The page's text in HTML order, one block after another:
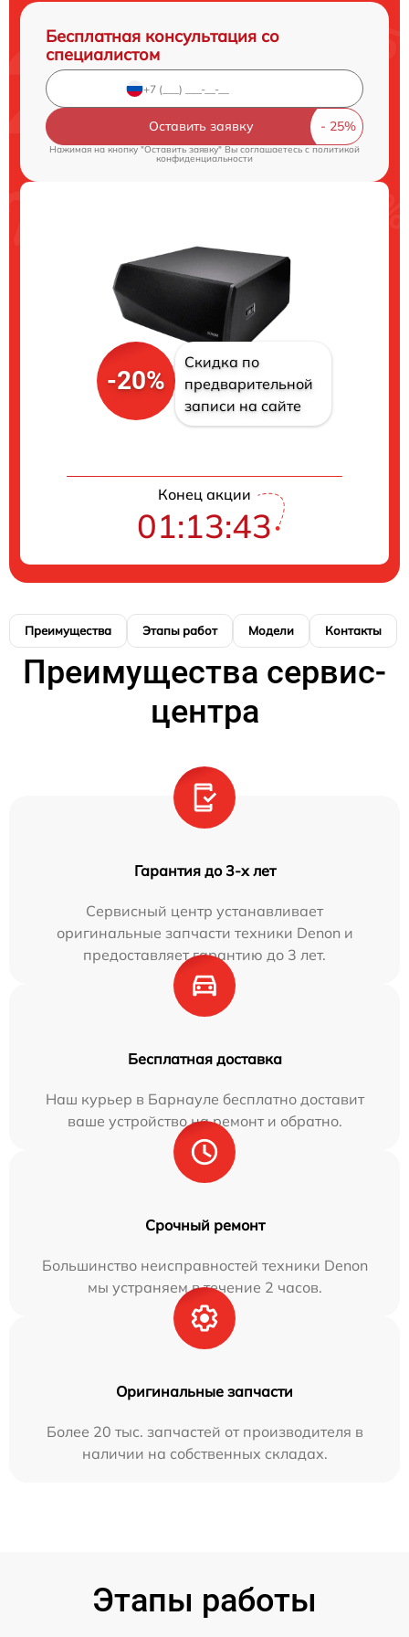
Бесплатная консультация со
специалистом
Оставить заявку
Нажимая на кнопку "Оставить заявку" Вы соглашаетесь c политикой
конфиденциальности
-20%
Скидка по
предварительной
записи на сайте
Конец акции
01:13:41
Преимущества Этапы работ Модели Контакты
Преимущества сервис-
центра
Гарантия до 3-х лет
Сервисный центр устанавливает
оригинальные запчасти техники Denon и
предоставляет гарантию до 3 лет.
Бесплатная доставка
Наш курьер в Барнауле бесплатно доставит
ваше устройство на ремонт и обратно.
Срочный ремонт
Большинство неисправностей техники Denon
мы устраняем в течение 2 часов.
Оригинальные запчасти
Более 20 тыс. запчастей от производителя в
наличии на собственных складах.
Этапы работы